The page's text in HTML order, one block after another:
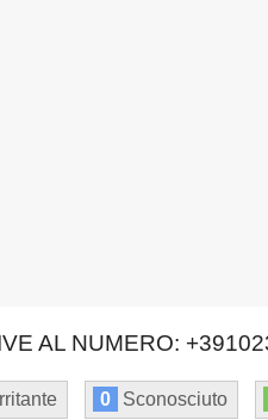
AL NUMERO:
Irritante 0 Sconosciuto